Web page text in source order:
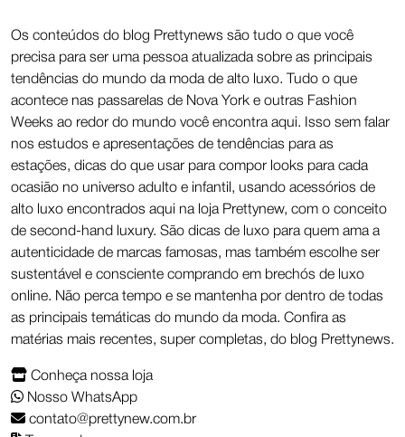
Os conteúdos do blog Prettynews são tudo o que você
precisa para ser uma pessoa atualizada sobre as principais
tendências do mundo da moda de alto luxo. Tudo o que
acontece nas passarelas de Nova York e outras Fashion
Weeks ao redor do mundo você encontra aqui. Isso sem falar
nos estudos e apresentações de tendências para as
estações, dicas do que usar para compor looks para cada
ocasião no universo adulto e infantil, usando acessórios de
alto luxo encontrados aqui na loja Prettynew, com o conceito
de second-hand luxury. São dicas de luxo para quem ama a
autenticidade de marcas famosas, mas também escolhe ser
sustentável e consciente comprando em brechós de luxo
online. Não perca tempo e se mantenha por dentro de todas
as principais temáticas do mundo da moda. Confira as
matérias mais recentes, super completas, do blog Prettynews.
Conheça nossa loja
Nosso WhatsApp
contato@prettynew.com.br